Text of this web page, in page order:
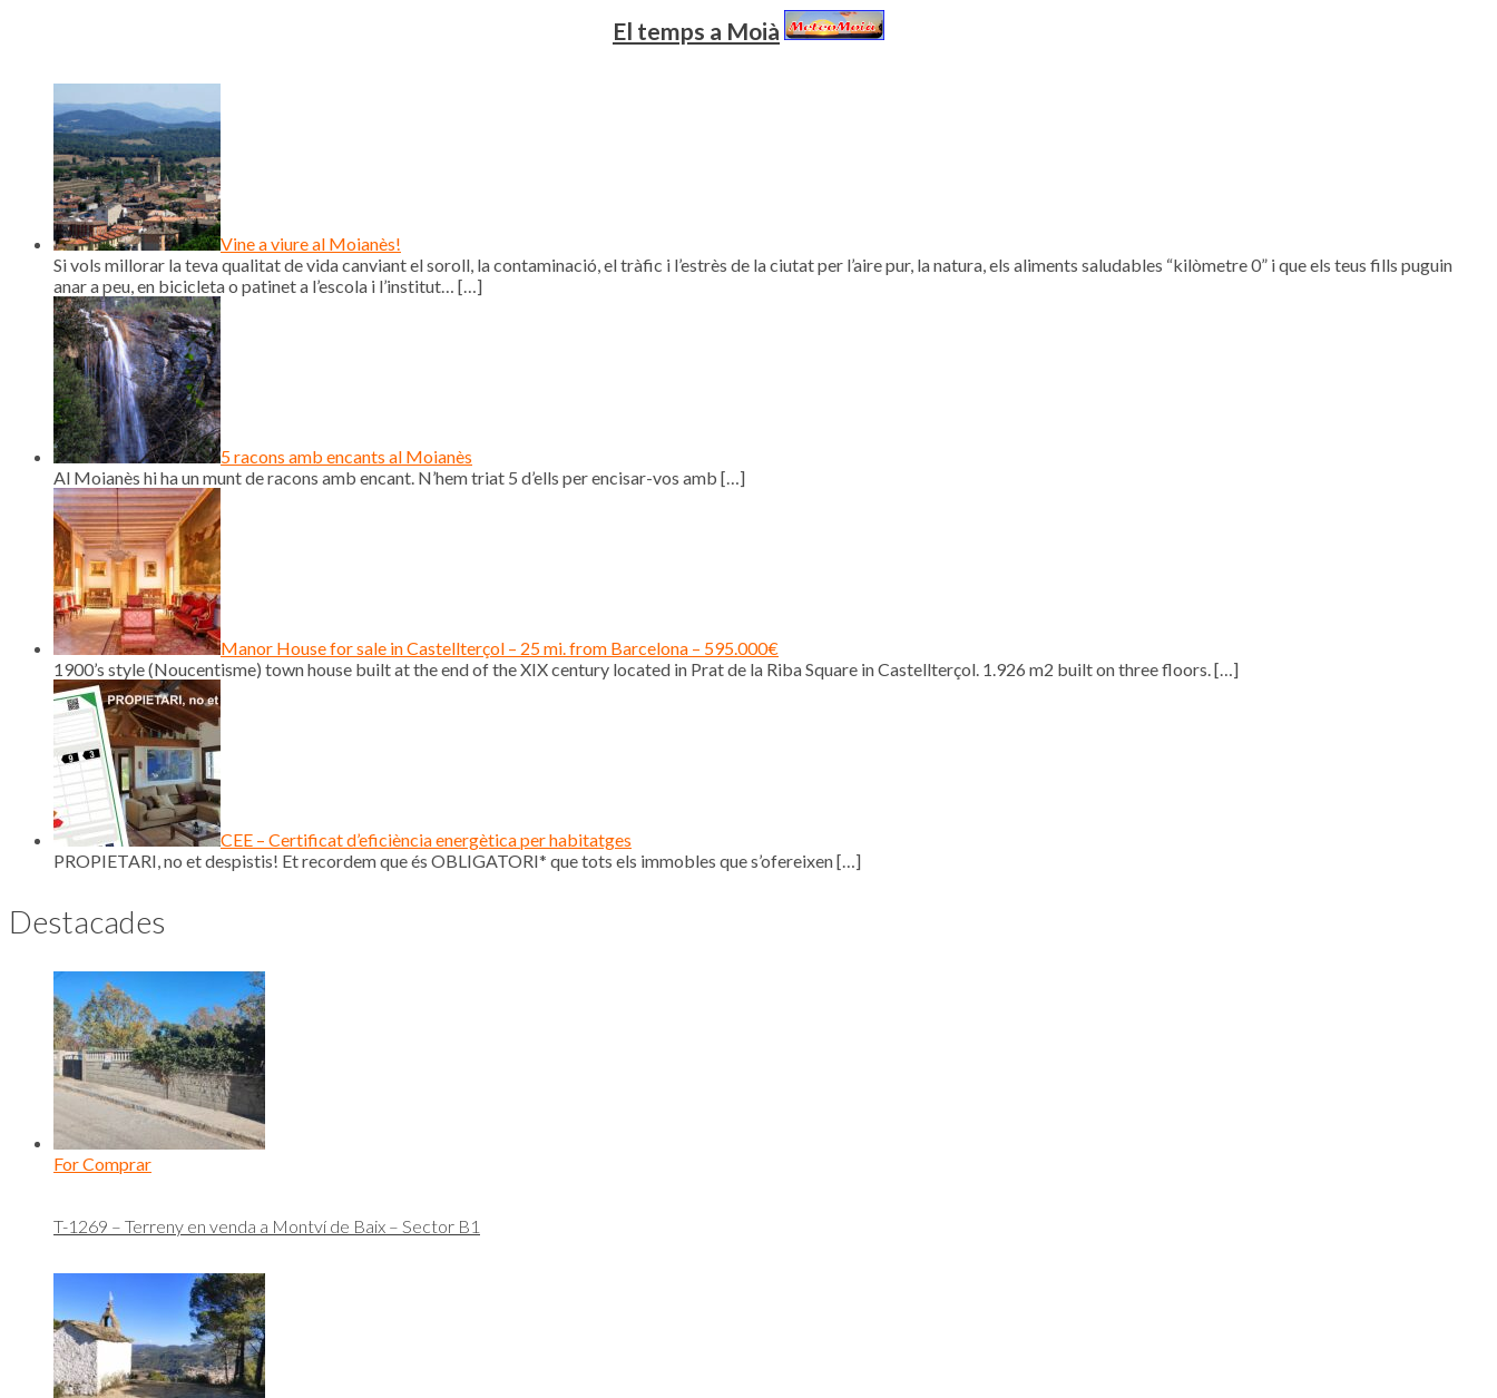
El temps a Moià
Vine a viure al Moianès!
Si vols millorar la teva qualitat de vida canviant el soroll, la contaminació, el tràfic i l’estrès de la ciutat per l’aire pur, la natura, els aliments saludables “kilòmetre 0” i que els teus fills puguin
anar a peu, en bicicleta o patinet a l’escola i l’institut…
[…]
5 racons amb encants al Moianès
Al Moianès hi ha un munt de racons amb encant. N’hem triat 5 d’ells per encisar-vos amb […]
Manor House for sale in Castellterçol – 25 mi. from Barcelona – 595.000€
1900’s style (Noucentisme) town house built at the end of the XIX century located in Prat de la Riba Square in Castellterçol. 1.926 m2 built on three floors. […]
CEE – Certificat d’eficiència energètica per habitatges
PROPIETARI, no et despistis! Et recordem que és OBLIGATORI* que tots els immobles que s’ofereixen[…]
Destacades
For Comprar
T-1269 – Terreny en venda a Montví de Baix – Sector B1